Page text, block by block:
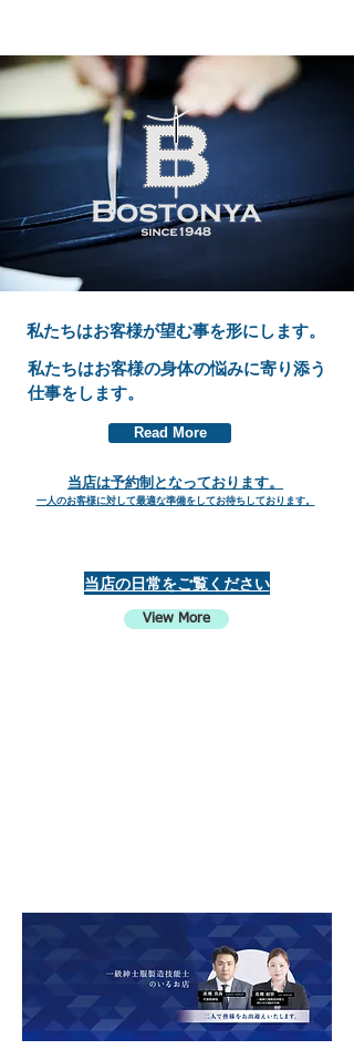
私たちはお客様が望む事を形にします。
私たちはお客様の身体の悩みに寄り添う
仕事をします。
Read More
当店は予約制となっております。
一人のお客様に対して最適な準備をしてお待ちしております。
当店の日常をご覧ください
View More